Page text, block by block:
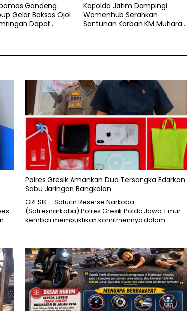
Gandeng
Gelar Baksos Ojol
Dapat
Kapolda Jatim Dampingi
Wamenhub Serahkan
Santunan Korban KM Mutiara
Polres Gresik Amankan Dua Tersangka Edarkan
Sabu Jaringan Bangkalan
​GRESIK – Satuan Reserse Narkoba
(Satresnarkoba) Polres Gresik Polda Jawa Timur
kembali membuktikan komitmennya dalam…